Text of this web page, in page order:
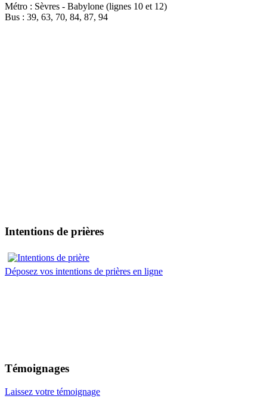
Métro : Sèvres - Babylone (lignes 10 et 12)
Bus : 39, 63, 70, 84, 87, 94
Intentions de prières
Déposez vos intentions de prières en ligne
Témoignages
Laissez votre témoignage